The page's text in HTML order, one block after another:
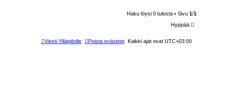
Haku löysi 0 tulosta • Sivu 1/1
Hyppää
Kaikki ajat ovat UTC+03:00
Poista evästeet
Viesti Ylläpidolle